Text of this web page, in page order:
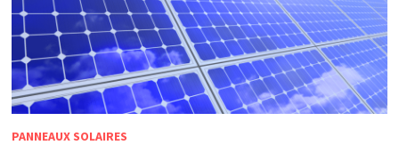
PANNEAUX SOLAIRES